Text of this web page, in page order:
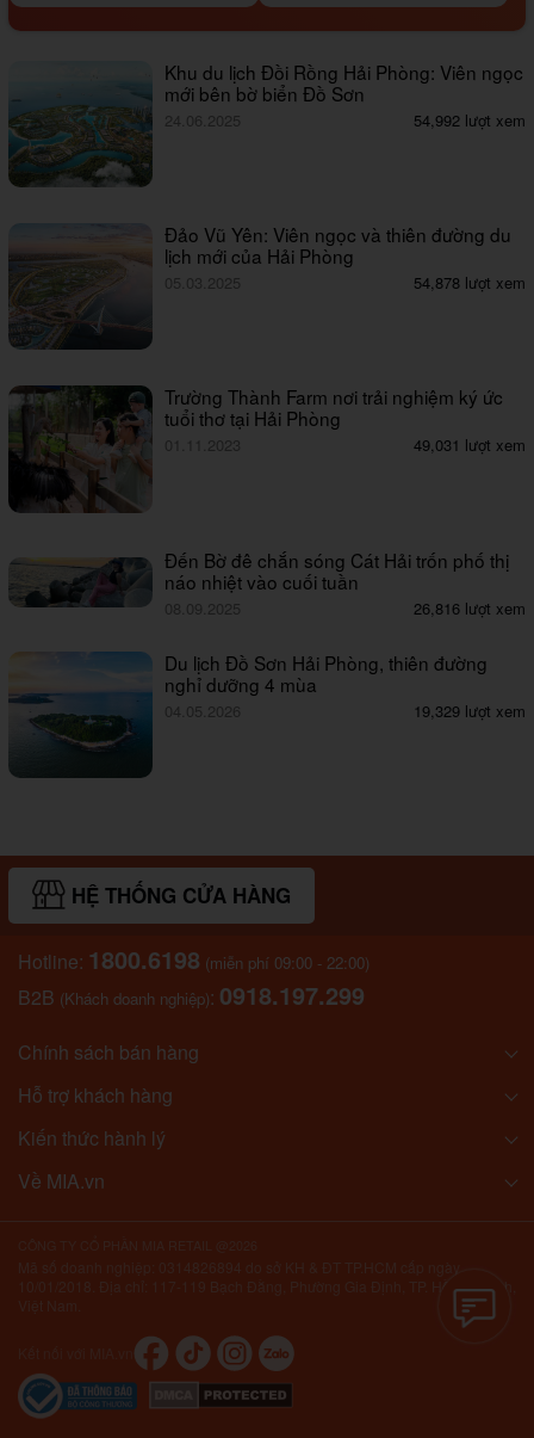
Khu du lịch Đồi Rồng Hải Phòng: Viên ngọc
mới bên bờ biển Đồ Sơn
24.06.2025 54,992 lượt xem
Đảo Vũ Yên: Viên ngọc và thiên đường du
lịch mới của Hải Phòng
05.03.2025 54,878 lượt xem
Trường Thành Farm nơi trải nghiệm ký ức
tuổi thơ tại Hải Phòng
01.11.2023 49,031 lượt xem
Đến Bờ đê chắn sóng Cát Hải trốn phố thị
náo nhiệt vào cuối tuần
08.09.2025 26,816 lượt xem
Du lịch Đồ Sơn Hải Phòng, thiên đường
nghỉ dưỡng 4 mùa
04.05.2026 19,329 lượt xem
HỆ THỐNG CỬA HÀNG
Hotline: 1800.6198 (miễn phí 09:00 - 22:00)
B2B (Khách doanh nghiệp): 0918.197.299
Chính sách bán hàng
Hỗ trợ khách hàng
Kiến thức hành lý
Về MIA.vn
10/01/2018. Địa chỉ: 117-119 Bạch Đằng, Phường Gia Định, TP. Hồ Chí Minh,